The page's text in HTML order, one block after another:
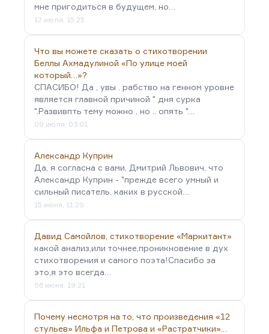
мне пригодиться в будущем, но…
12 июля, 15:25
Что вы можете сказать о стихотворении
Беллы Ахмадулиной «По улице моей
который…»?
СПАСИБО! Да , увы . рабство на генном уровне
является главной причиной " дня сурка
".Развивпть тему можно , но .. опять "…
09 июля, 03:01
Александр Куприн
Да, я согласна с вами, Дмитрий Львович, что
Александр Куприн - "прежде всего умный и
сильный писатель, каких в русской…
15 июня, 11:29
Давид Самойлов, стихотворение «Маркитант»
какой анализ,или точнее,проникновение в дух
стихотворения и самого поэта!Спасибо за
это,я это всегда…
06 июня, 19:21
Почему несмотря на то, что произведения «12
стульев» Ильфа и Петрова и «Растратчики»…